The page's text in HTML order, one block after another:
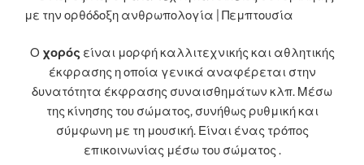
Ο χορός είναι μορφή καλλιτεχνικής και αθλητικής
έκφρασης η οποία γενικά αναφέρεται στην
δυνατότητα έκφρασης συναισθημάτων κλπ. Μέσω
της κίνησης του σώματος, συνήθως ρυθμική και
σύμφωνη με τη μουσική. Είναι ένας τρόπος
επικοινωνίας μέσω του σώματος .